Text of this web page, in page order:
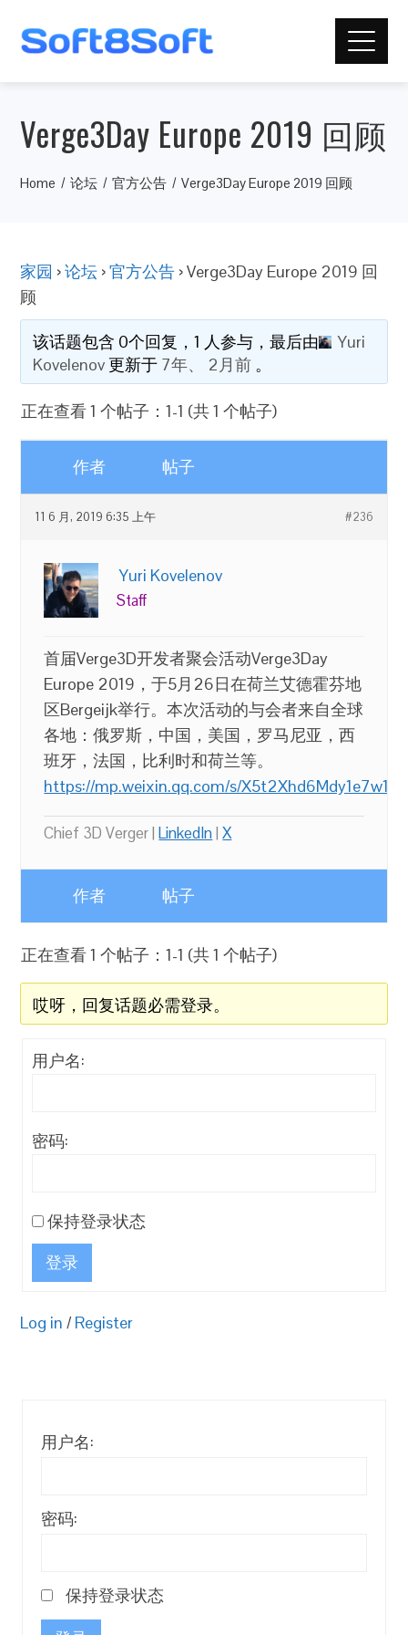
Verge3Day Europe 2019 回顾
Home 论坛 官方公告 Verge3Day Europe 2019 回顾
家园 ›论坛 ›官方公告 ›Verge3Day Europe 2019 回
顾
该话题包含 0个回复，1 人参与，最后由
Yuri
Kovelenov更新于 7年、 2月前 。
正在查看 1 个帖子：1-1 (共 1 个帖子)
作者 帖子
11 6 月, 2019 6:35 上午 #236
Yuri Kovelenov
Staff
首届Verge3D开发者聚会活动Verge3Day
Europe 2019，于5月26日在荷兰艾德霍芬地
区Bergeijk举行。本次活动的与会者来自全球
各地：俄罗斯，中国，美国，罗马尼亚，西
班牙，法国，比利时和荷兰等。
https://mp.weixin.qq.com/s/
Chief 3D Verger |LinkedIn|X
作者 帖子
正在查看 1 个帖子：1-1 (共 1 个帖子)
哎呀，回复话题必需登录。
用户名:
密码:
保持登录状态
登录
Log in / Register
用户名:
密码:
保持登录状态